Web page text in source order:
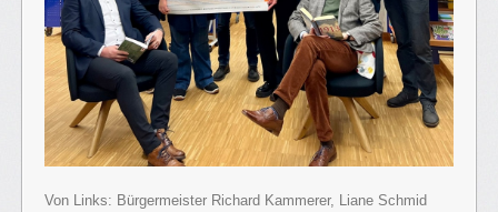
Von Links: Bürgermeister Richard Kammerer, Liane Schmid